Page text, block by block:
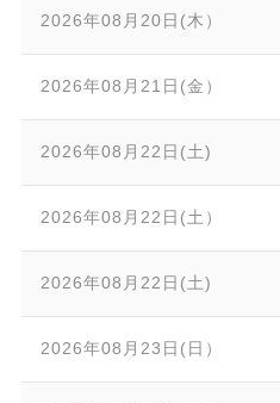
2026年08月20日(木）
2026年08月21日(金）
2026年08月22日(土)
2026年08月22日(土）
2026年08月22日(土)
2026年08月23日(日）